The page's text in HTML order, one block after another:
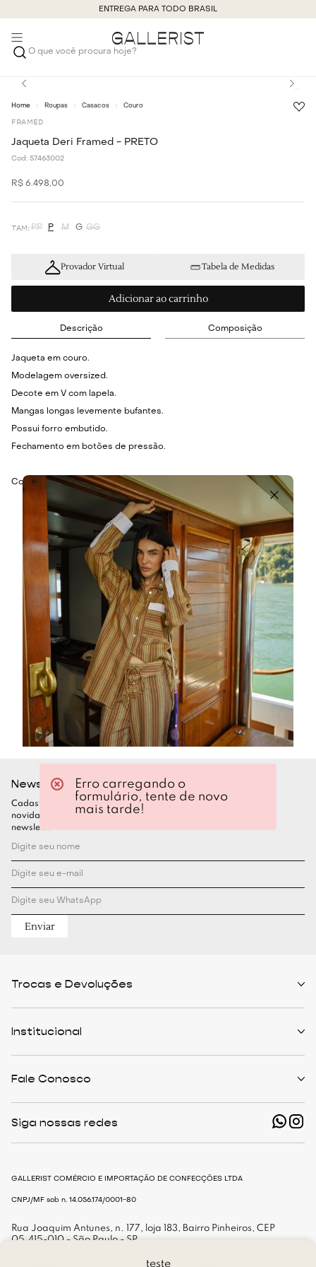
teste
ENTREGA PARA TODO BRASIL
O que você procura hoje?
Roupas Casacos Couro
FRAMED
Jaqueta Deri Framed - PRETO
Cod: 57463002
R$ 6.498,00
PP P M G GG
Provador Virtual Tabela de Medidas
Adicionar ao carrinho
Descrição Composição
Jaqueta em couro.
Modelagem oversized.
Decote em V com lapela.
Mangas longas levemente bufantes.
Possui forro embutido.
Fechamento em botões de pressão.
Composição: 100% Couro.
Newsletter
Cadastre-se para ficar por dentro de todas as nossas
novidades. Garanta seu desconto assinando nossa
newsletter
Enviar
Trocas e Devoluções
Formas de Pagamento
Cashback
Institucional
The Outlist
Nossas Lojas
Trabalhe Conosco
Fale Conosco
shop@gallerist.com.br
Siga nossas redes
GALLERIST COMÉRCIO E IMPORTAÇÃO DE CONFECÇÕES LTDA
CNPJ/MF sob n. 14.056.174/0001-80
Rua Joaquim Antunes, n. 177, loja 183, Bairro Pinheiros, CEP
05.415-010 - São Paulo - SP
Erro carregando o
formulário, tente de novo
mais tarde!